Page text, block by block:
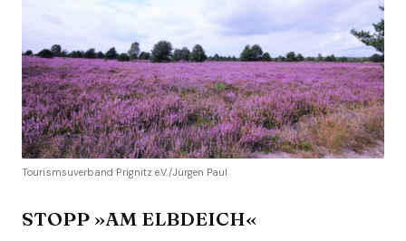
Tourismsuverband Prignitz e.V./Jürgen Paul
STOPP »AM ELBDEICH«